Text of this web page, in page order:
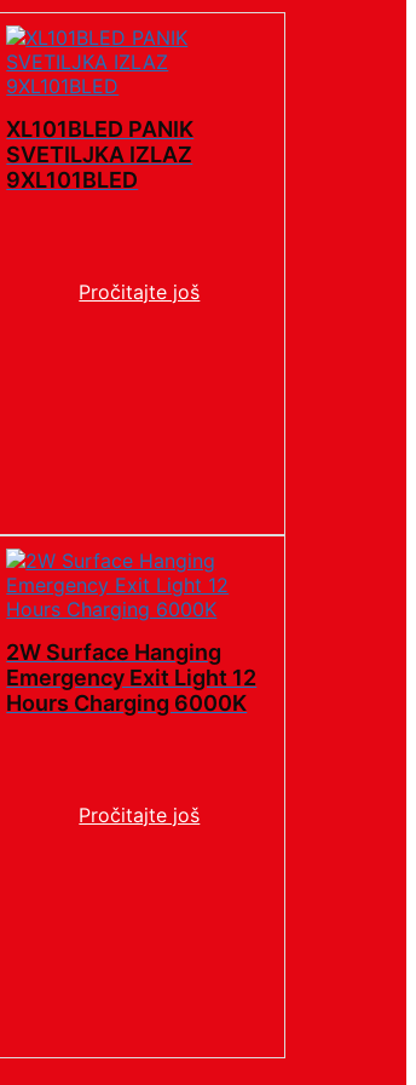
XL101BLED PANIK
SVETILJKA IZLAZ
9XL101BLED
Pročitajte još
2W Surface Hanging
Emergency Exit Light 12
Hours Charging 6000K
Pročitajte još